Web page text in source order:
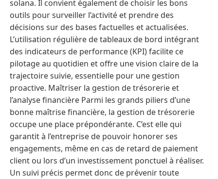
solana. Il convient également de choisir les bons
outils pour surveiller l’activité et prendre des
décisions sur des bases factuelles et actualisées.
L’utilisation régulière de tableaux de bord intégrant
des indicateurs de performance (KPI) facilite ce
pilotage au quotidien et offre une vision claire de la
trajectoire suivie, essentielle pour une gestion
proactive. Maîtriser la gestion de trésorerie et
l’analyse financière Parmi les grands piliers d’une
bonne maîtrise financière, la gestion de trésorerie
occupe une place prépondérante. C’est elle qui
garantit à l’entreprise de pouvoir honorer ses
engagements, même en cas de retard de paiement
client ou lors d’un investissement ponctuel à réaliser.
Un suivi précis permet donc de prévenir toute